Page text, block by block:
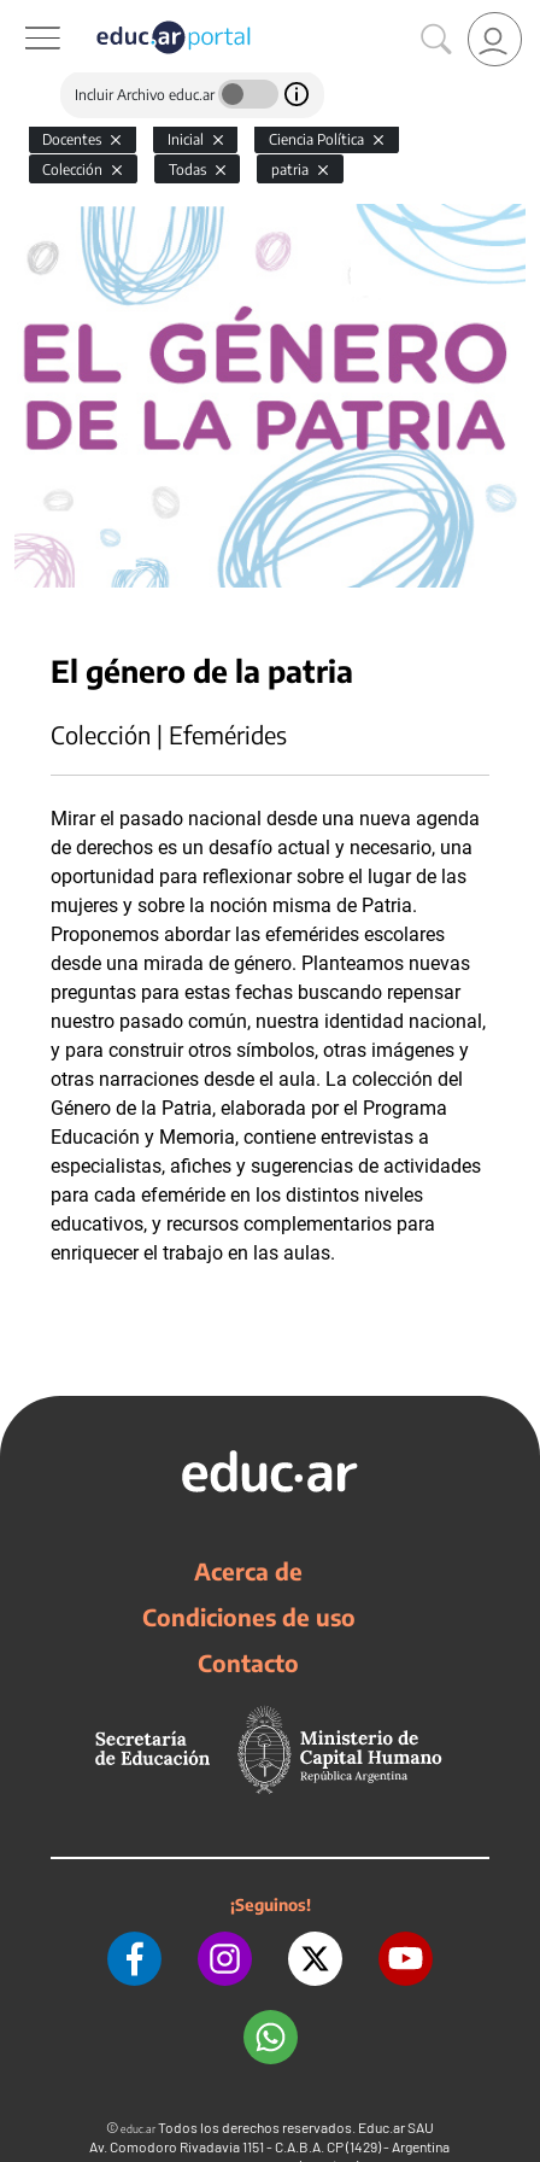
Incluir Archivo educ.ar
Docentes Inicial
Ciencia Política
Colección
Todas patria
El género de la patria
Colección | Efemérides
Mirar el pasado nacional desde una nueva agenda
de derechos es un desafío actual y necesario, una
oportunidad para reflexionar sobre el lugar de las
mujeres y sobre la noción misma de Patria.
Proponemos abordar las efemérides escolares
desde una mirada de género. Planteamos nuevas
preguntas para estas fechas buscando repensar
nuestro pasado común, nuestra identidad nacional,
y para construir otros símbolos, otras imágenes y
otras narraciones desde el aula. La colección del
Género de la Patria, elaborada por el Programa
Educación y Memoria, contiene entrevistas a
especialistas, afiches y sugerencias de actividades
para cada efeméride en los distintos niveles
educativos, y recursos complementarios para
enriquecer el trabajo en las aulas.
Acerca de
Condiciones de uso
Contacto
¡Seguinos!
©educ.arTodos los derechos reservados. Educ.ar SAU
Av. Comodoro Rivadavia 1151 - C.A.B.A. CP (1429) - Argentina